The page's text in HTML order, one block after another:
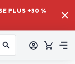
PLUS +30 %
sa
Košík